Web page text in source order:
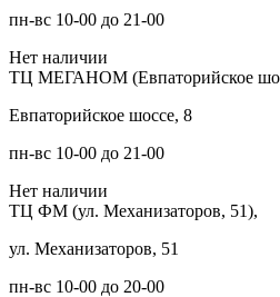
пн-вс 10-00 до 21-00
Нет наличии
ТЦ МЕГАНОМ (Евпаторийское
Евпаторийское шоссе, 8
пн-вс 10-00 до 21-00
Нет наличии
ТЦ ФМ (ул. Механизаторов, 51),
ул. Механизаторов, 51
пн-вс 10-00 до 20-00